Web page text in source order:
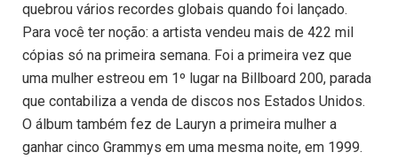
quebrou vários recordes globais quando foi lançado.
Para você ter noção: a artista vendeu mais de 422 mil
cópias só na primeira semana. Foi a primeira vez que
uma mulher estreou em 1º lugar na Billboard 200, parada
que contabiliza a venda de discos nos Estados Unidos.
O álbum também fez de Lauryn a primeira mulher a
ganhar cinco Grammys em uma mesma noite, em 1999.